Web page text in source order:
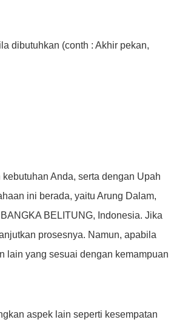
dibutuhkan (conth : Akhir pekan,
Anda, serta dengan Upah
ini berada, yaitu Arung Dalam,
BELITUNG, Indonesia. Jika
prosesnya. Namun, apabila
lain yang sesuai dengan kemampuan
aspek lain seperti kesempatan